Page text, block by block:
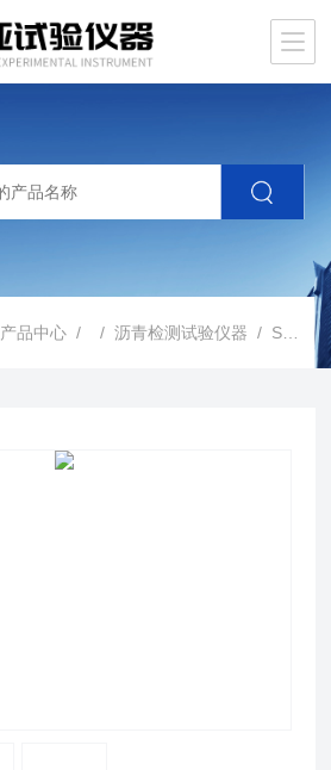
产品中心 / /沥青检测试验仪器 / SYD-3536沥青闪点仪